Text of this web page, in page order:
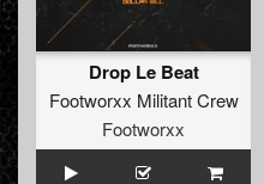
Drop Le Beat
Footworxx Militant Crew
Footworxx